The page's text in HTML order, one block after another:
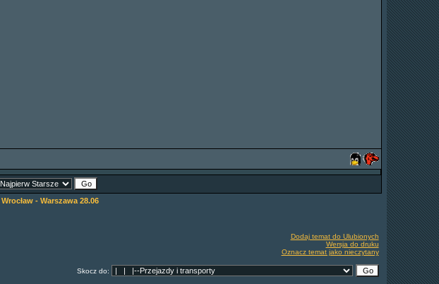
Wrocław - Warszawa 28.06
Dodaj temat do Ulubionych
Wersja do druku
Oznacz temat jako nieczytany
Skocz do: